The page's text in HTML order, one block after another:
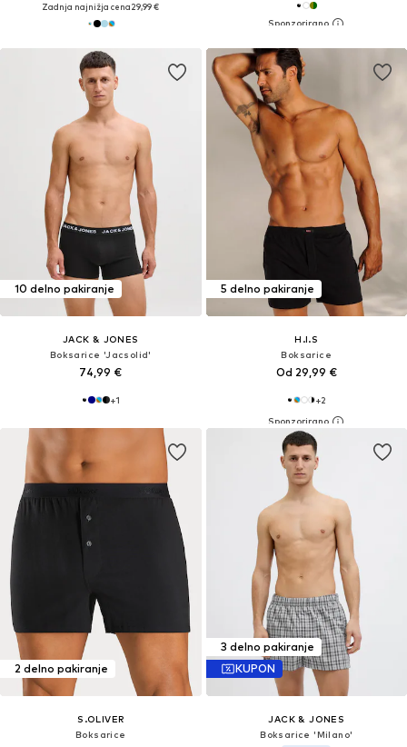
Zadnja najnižja cena29,99 €
10 delno pakiranje
JACK & JONES
Boksarice 'Jacsolid'
74,99 €
+1
5 delno pakiranje
H.I.S
Boksarice
Od 29,99 €
+2
2 delno pakiranje
S.OLIVER
Boksarice
3 delno pakiranje
KUPON
JACK & JONES
Boksarice 'Milano'